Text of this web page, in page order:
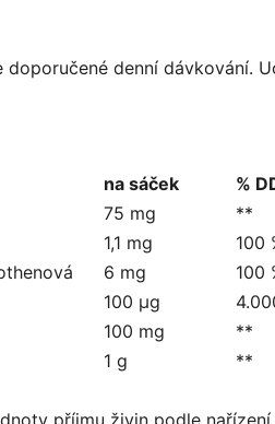
doporučené denní dávkování.
na sáček
%
75 mg
**
1,1 mg
100
6 mg
100
100 µg
100 mg
**
1 g **